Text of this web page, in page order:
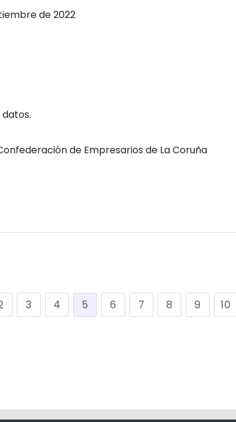
de 2022
de Empresarios de La Coruña
3 4 5 6 7 8 9 10